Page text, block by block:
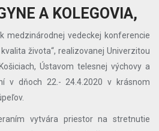
A KOLEGOVIA,
medzinárodnej vedeckej konferencie
života“, realizovanej Univerzitou
Ústavom telesnej výchovy a
v dňoch 22.- 24.4.2020 v krásnom
vytvára priestor na stretnutie